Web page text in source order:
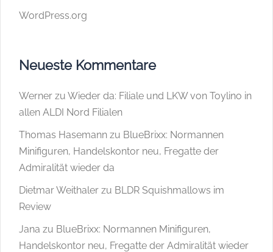
WordPress.org
Neueste Kommentare
Werner zu Wieder da: Filiale und LKW von Toylino in
allen ALDI Nord Filialen
Thomas Hasemann zu BlueBrixx: Normannen
Minifiguren, Handelskontor neu, Fregatte der
Admiralität wieder da
Dietmar Weithaler zu BLDR Squishmallows im
Review
Jana zu BlueBrixx: Normannen Minifiguren,
Handelskontor neu, Fregatte der Admiralität wieder